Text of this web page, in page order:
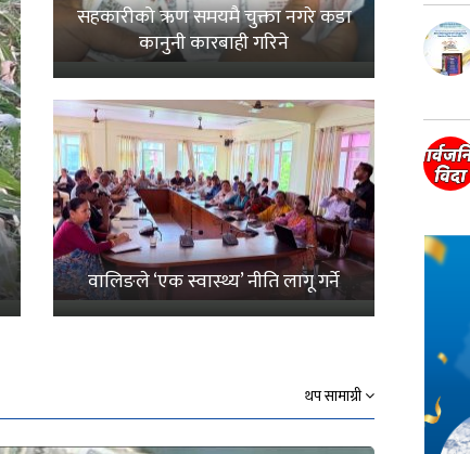
सहकारीको ऋण समयमै चुक्ता नगरे कडा
कानुनी कारबाही गरिने
वालिङले ‘एक स्वास्थ्य’ नीति लागू गर्ने
थप सामाग्री